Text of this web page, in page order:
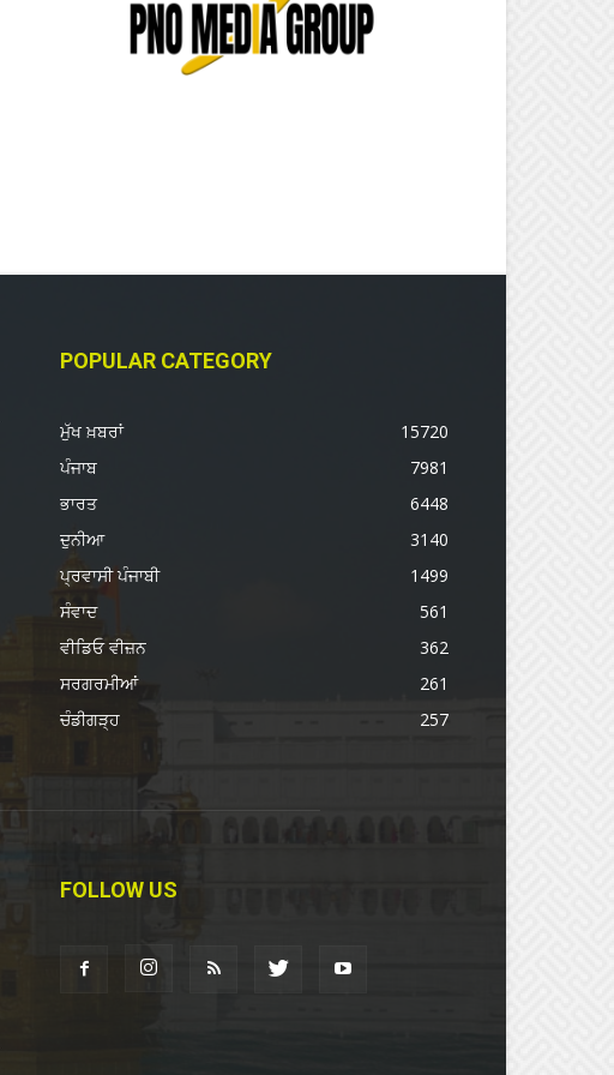
POPULAR CATEGORY
ਮੁੱਖ ਖ਼ਬਰਾਂ
15720
ਪੰਜਾਬ
7981
ਭਾਰਤ
6448
ਦੁਨੀਆ
3140
ਪ੍ਰਵਾਸੀ ਪੰਜਾਬੀ
1499
ਸੰਵਾਦ
561
ਵੀਡਿਓ ਵੀਜ਼ਨ
362
ਸਰਗਰਮੀਆਂ
261
ਚੰਡੀਗੜ੍ਹ
257
FOLLOW US